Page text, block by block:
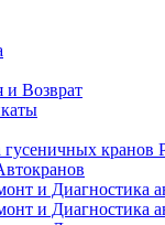
и Возврат
гусеничных
и Диагностика
и Диагностика